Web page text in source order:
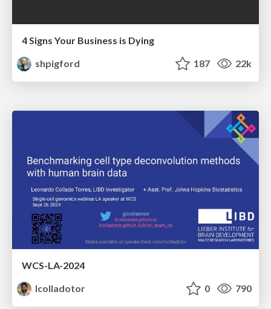
4 Signs Your Business is Dying
shpigford
187 22k
WCS-LA-2024
lcolladotor
0 790